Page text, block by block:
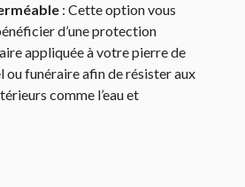
: Cette option vous
d’une protection
appliquée à votre pierre de
ou funéraire afin de résister aux
comme l’eau et